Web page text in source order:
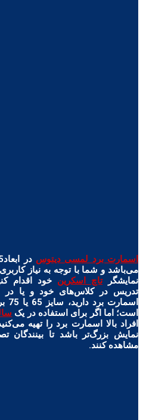
اسمارت برد لمسی دیتوس
می‌باشد و شما با توجه به نیاز
نمایشگرتاچ اسکرین خود اقدام
تدریس در کلاس‌های خود و یا در
است؛ اما اگر برای استفاده در یک
افراد بالا اسمارت برد را تهیه
نمایش بزرگ‌تر باشد تا بینندگان
مشاهده کنند.